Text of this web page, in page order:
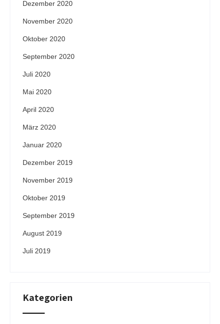
Dezember 2020
November 2020
Oktober 2020
September 2020
Juli 2020
Mai 2020
April 2020
März 2020
Januar 2020
Dezember 2019
November 2019
Oktober 2019
September 2019
August 2019
Juli 2019
Kategorien